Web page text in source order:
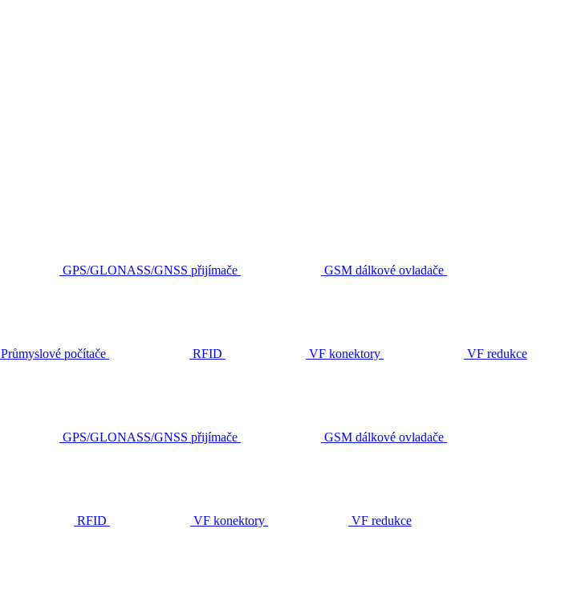
GPS/GLONASS/GNSS přijímače GSM dálkové ovladače
Průmyslové počítače RFID VF konektory VF redukce
GPS/GLONASS/GNSS přijímače GSM dálkové ovladače
RFID VF konektory
VF redukce